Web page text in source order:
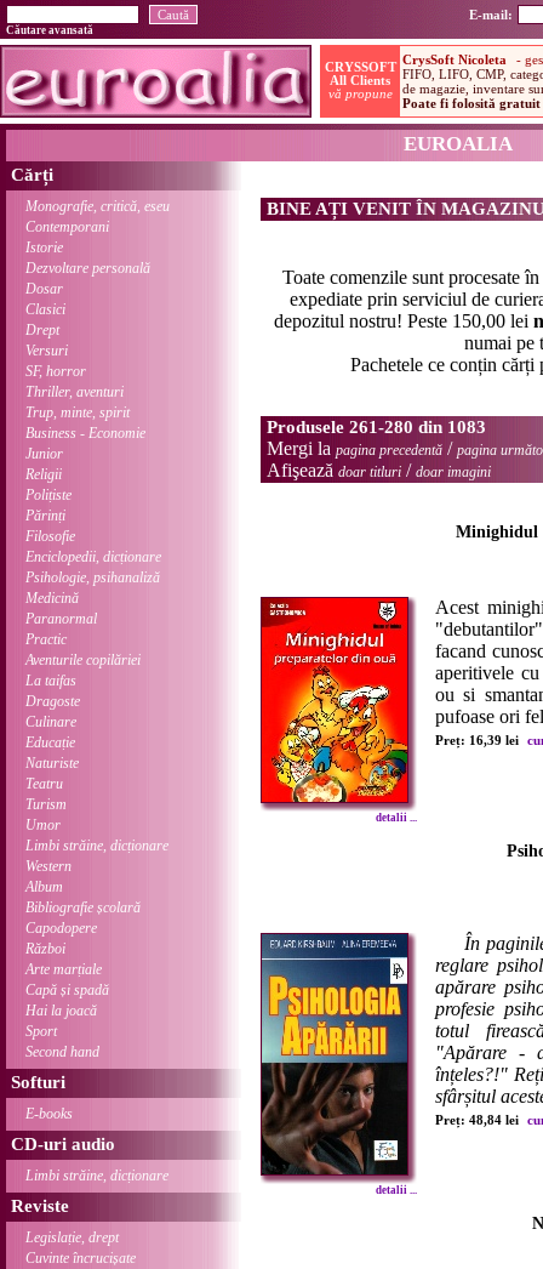
E-mail:
Căutare avansată
EUROALIA
Cărți
Monografie, critică, eseu
Contemporani
Istorie
Dezvoltare personală
Dosar
Clasici
Drept
Versuri
SF, horror
Thriller, aventuri
Trup, minte, spirit
Business - Economie
Junior
Religii
Polițiste
Părinți
Filosofie
Enciclopedii, dicționare
Psihologie, psihanaliză
Medicină
Paranormal
Practic
Aventurile copilăriei
La taifas
Dragoste
Culinare
Educație
Naturiste
Teatru
Turism
Umor
Limbi străine, dicționare
Western
Album
Bibliografie școlară
Capodopere
Război
Arte marțiale
Capă și spadă
Hai la joacă
Sport
Second hand
Softuri
E-books
CD-uri audio
Limbi străine, dicționare
Reviste
Legislație, drept
Cuvinte încrucișate
BINE AȚI VENIT ÎN
Toate comenzile sunt procesate în
expediate prin serviciul de
depozitul nostru! Peste 150,00 lei
numai pe
Pachetele ce conțin cărți
Produsele 261-280 din 1083
Mergi la pagina precedentă / pagina
Afişează doar titluri / doar imagini
Minighidul
detalii ...
Acest
facand
aperitivele
ou si
pufoase ori
Preț: 16,39 lei
detalii ...
În
reglare
apărare
profesie
totul
"Apărare -
înțeles?!"
sfârșitul
Preț: 48,84 lei